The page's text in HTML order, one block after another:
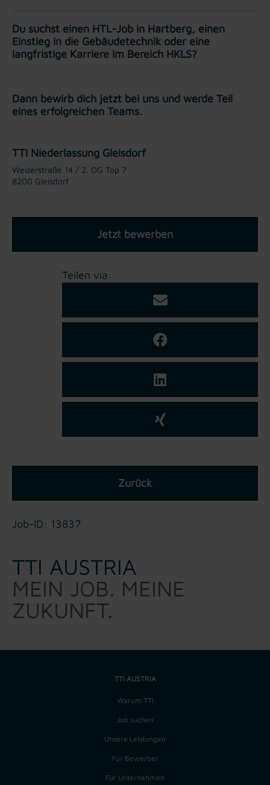
Du suchst einen HTL-Job in Hartberg, einen
Einstieg in die Gebäudetechnik oder eine
langfristige Karriere im Bereich HKLS?
Dann bewirb dich jetzt bei uns und werde Teil
eines erfolgreichen Teams.
TTI Niederlassung Gleisdorf
Weizerstraße 14 / 2. OG Top 7
8200 Gleisdorf
Jetzt bewerben
Teilen via:
Zurück
Job-ID: 13837
TTI AUSTRIA
MEIN JOB. MEINE
ZUKUNFT.
TTI AUSTRIA
Warum TTI
Job suchen
Unsere Leistungen
Für Bewerber
Für Unternehmen